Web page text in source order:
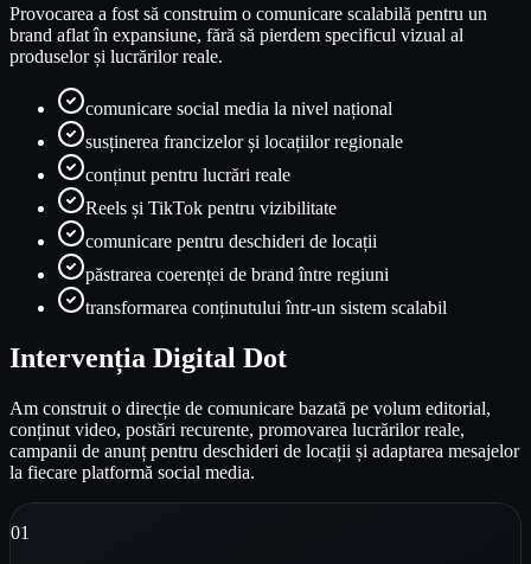
Provocarea a fost să construim o comunicare scalabilă pentru un
brand aflat în expansiune, fără să pierdem specificul vizual al
produselor și lucrărilor reale.
comunicare social media la nivel național
susținerea francizelor și locațiilor regionale
conținut pentru lucrări reale
Reels și TikTok pentru vizibilitate
comunicare pentru deschideri de locații
păstrarea coerenței de brand între regiuni
transformarea conținutului într-un sistem scalabil
Intervenția Digital Dot
Am construit o direcție de comunicare bazată pe volum editorial,
conținut video, postări recurente, promovarea lucrărilor reale,
campanii de anunț pentru deschideri de locații și adaptarea mesajelor
la fiecare platformă social media.
01